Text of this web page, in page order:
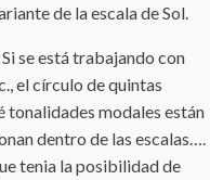
de la escala de Sol.
Si se está trabajando con
el círculo de quintas
tonalidades modales están
dentro de las escalas….
tenia la posibilidad de